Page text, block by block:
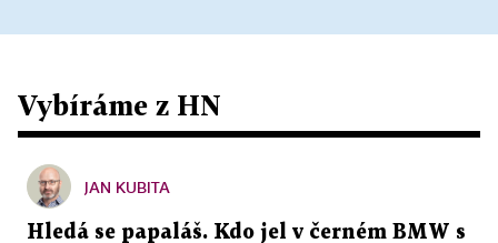
Vybíráme z HN
JAN KUBITA
Hledá se papaláš. Kdo jel v černém BMW s